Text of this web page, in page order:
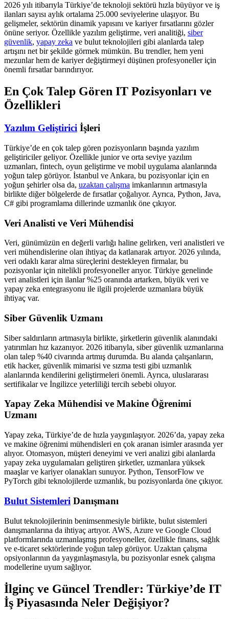
2026 yılı itibarıyla Türkiye’de teknoloji sektörü hızla büyüyor ve iş
ilanları sayısı aylık ortalama 25.000 seviyelerine ulaşıyor. Bu
gelişmeler, sektörün dinamik yapısını ve kariyer fırsatlarını gözler
önüne seriyor. Özellikle yazılım geliştirme, veri analitiği, siber
güvenlik, yapay zeka ve bulut teknolojileri gibi alanlarda talep
artışını net bir şekilde görmek mümkün. Bu trendler, hem yeni
mezunlar hem de kariyer değiştirmeyi düşünen profesyoneller için
önemli fırsatlar barındırıyor.
En Çok Talep Gören IT Pozisyonları ve
Özellikleri
Yazılım Geliştirici İşleri
Türkiye’de en çok talep gören pozisyonların başında yazılım
geliştiriciler geliyor. Özellikle junior ve orta seviye yazılım
uzmanları, fintech, oyun geliştirme ve mobil uygulama alanlarında
yoğun talep görüyor. İstanbul ve Ankara, bu pozisyonlar için en
yoğun şehirler olsa da, uzaktan çalışma imkanlarının artmasıyla
birlikte diğer bölgelerde de fırsatlar çoğalıyor. Ayrıca, Python, Java,
C# gibi programlama dillerinde uzmanlık öne çıkıyor.
Veri Analisti ve Veri Mühendisi
Veri, günümüzün en değerli varlığı haline gelirken, veri analistleri ve
veri mühendislerine olan ihtiyaç da katlanarak artıyor. 2026 yılında,
veri odaklı karar alma süreçlerini destekleyen firmalar, bu
pozisyonlar için nitelikli profesyoneller arıyor. Türkiye genelinde
veri analistleri için ilanlar %25 oranında artarken, büyük veri ve
yapay zeka entegrasyonu ile ilgili projelerde uzmanlara büyük
ihtiyaç var.
Siber Güvenlik Uzmanı
Siber saldırıların artmasıyla birlikte, şirketlerin güvenlik alanındaki
yatırımları hız kazanıyor. 2026 itibarıyla, siber güvenlik uzmanlarına
olan talep %40 civarında artmış durumda. Bu alanda çalışanların,
etik hacker, güvenlik mimarisi ve sızma testi gibi uzmanlık
alanlarında kendilerini geliştirmeleri önemli. Ayrıca, uluslararası
sertifikalar ve İngilizce yeterliliği tercih sebebi oluyor.
Yapay Zeka Mühendisi ve Makine Öğrenimi
Uzmanı
Yapay zeka, Türkiye’de de hızla yaygınlaşıyor. 2026’da, yapay zeka
ve makine öğrenimi mühendisleri en çok aranan isimler arasında yer
alıyor. Otomasyon, müşteri deneyimi ve veri analizi gibi alanlarda
yapay zeka uygulamaları geliştiren şirketler, uzmanlara yüksek
maaşlar ve kariyer olanakları sunuyor. Python, TensorFlow ve
PyTorch gibi teknolojilerde uzmanlık, bu pozisyonlarda öne çıkıyor.
Bulut Sistemleri Danışmanı
Bulut teknolojilerinin benimsenmesiyle birlikte, bulut sistemleri
danışmanlarına da ihtiyaç artıyor. AWS, Azure ve Google Cloud
platformlarında uzmanlaşmış profesyoneller, özellikle finans, sağlık
ve e-ticaret sektörlerinde yoğun talep görüyor. Uzaktan çalışma
opsiyonlarının da yaygınlaşmasıyla, bu pozisyonlar esnek çalışma
modellerine uyum sağlıyor.
İlginç ve Güncel Trendler: Türkiye’de IT
İş Piyasasında Neler Değişiyor?